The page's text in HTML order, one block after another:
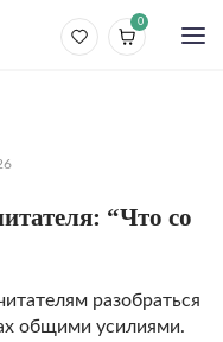
0
“Что со
разобраться
общими усилиями.